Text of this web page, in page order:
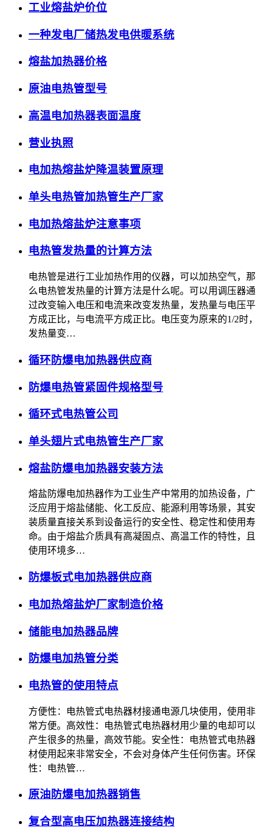
工业熔盐炉价位
一种发电厂储热发电供暖系统
熔盐加热器价格
原油电热管型号
高温电加热器表面温度
营业执照
电加热熔盐炉降温装置原理
单头电热管加热管生产厂家
电加热熔盐炉注意事项
电热管发热量的计算方法
电热管是进行工业加热作用的仪器，可以加热空气，那
么电热管发热量的计算方法是什么呢。可以用调压器通
过改变输入电压和电流来改变发热量，发热量与电压平
方成正比，与电流平方成正比。电压变为原来的1/2时，
发热量变…
循环防爆电加热器供应商
防爆电热管紧固件规格型号
循环式电热管公司
单头翅片式电热管生产厂家
熔盐防爆电加热器安装方法
熔盐防爆电加热器作为工业生产中常用的加热设备，广
泛应用于熔盐储能、化工反应、能源利用等场景，其安
装质量直接关系到设备运行的安全性、稳定性和使用寿
命。由于熔盐介质具有高凝固点、高温工作的特性，且
使用环境多…
防爆板式电加热器供应商
电加热熔盐炉厂家制造价格
储能电加热器品牌
防爆电加热管分类
电热管的使用特点
方便性：电热管式电热器材接通电源几块使用，使用非
常方便。高效性：电热管式电热器材用少量的电却可以
产生很多的热量，高效节能。安全性：电热管式电热器
材使用起来非常安全，不会对身体产生任何伤害。环保
性：电热管…
原油防爆电加热器销售
复合型高电压加热器连接结构